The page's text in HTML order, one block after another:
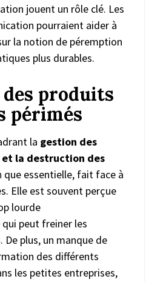
jouent un rôle clé. Les
pourraient aider à
la notion de péremption
plus durables.
produits
périmés
la gestion des
la destruction des
que essentielle, fait face à
Elle est souvent perçue
lourde
peut freiner les
plus, un manque de
des différents
les petites entreprises,